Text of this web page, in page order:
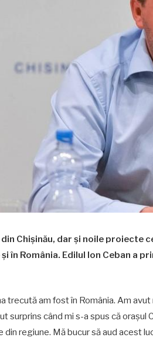
din Chișinău, dar și noile proiecte
în România. Edilul Ion Ceban a
trecută am fost în România. Am
surprins când mi s-a spus că orașul
din regiune. Mă bucur să aud acest